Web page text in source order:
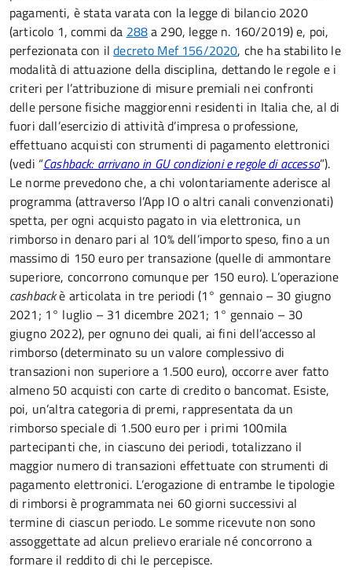
pagamenti, è stata varata con la legge di bilancio 2020
(articolo 1, commi da 288a 290, legge n. 160/2019) e, poi,
perfezionata con ildecreto Mef 156/2020, che ha stabilito le
modalità di attuazione della disciplina, dettando le regole e i
criteri per l’attribuzione di misure premiali nei confronti
delle persone fisiche maggiorenni residenti in Italia che, al di
fuori dall’esercizio di attività d’impresa o professione,
effettuano acquisti con strumenti di pagamento elettronici
(vedi “Cashback: arrivano in GU condizioni e regole di accesso”).
Le norme prevedono che, a chi volontariamente aderisce al
programma (attraverso l’App IO o altri canali convenzionati)
spetta, per ogni acquisto pagato in via elettronica, un
rimborso in denaro pari al 10% dell’importo speso, fino a un
massimo di 150 euro per transazione (quelle di ammontare
superiore, concorrono comunque per 150 euro). L’operazione
cashbackè articolata in tre periodi (1° gennaio – 30 giugno
2021; 1° luglio – 31 dicembre 2021; 1° gennaio – 30
giugno 2022), per ognuno dei quali, ai fini dell’accesso al
rimborso (determinato su un valore complessivo di
transazioni non superiore a 1.500 euro), occorre aver fatto
almeno 50 acquisti con carte di credito o bancomat. Esiste,
poi, un’altra categoria di premi, rappresentata da un
rimborso speciale di 1.500 euro per i primi 100mila
partecipanti che, in ciascuno dei periodi, totalizzano il
maggior numero di transazioni effettuate con strumenti di
pagamento elettronici. L’erogazione di entrambe le tipologie
di rimborsi è programmata nei 60 giorni successivi al
termine di ciascun periodo. Le somme ricevute non sono
assoggettate ad alcun prelievo erariale né concorrono a
formare il reddito di chi le percepisce.